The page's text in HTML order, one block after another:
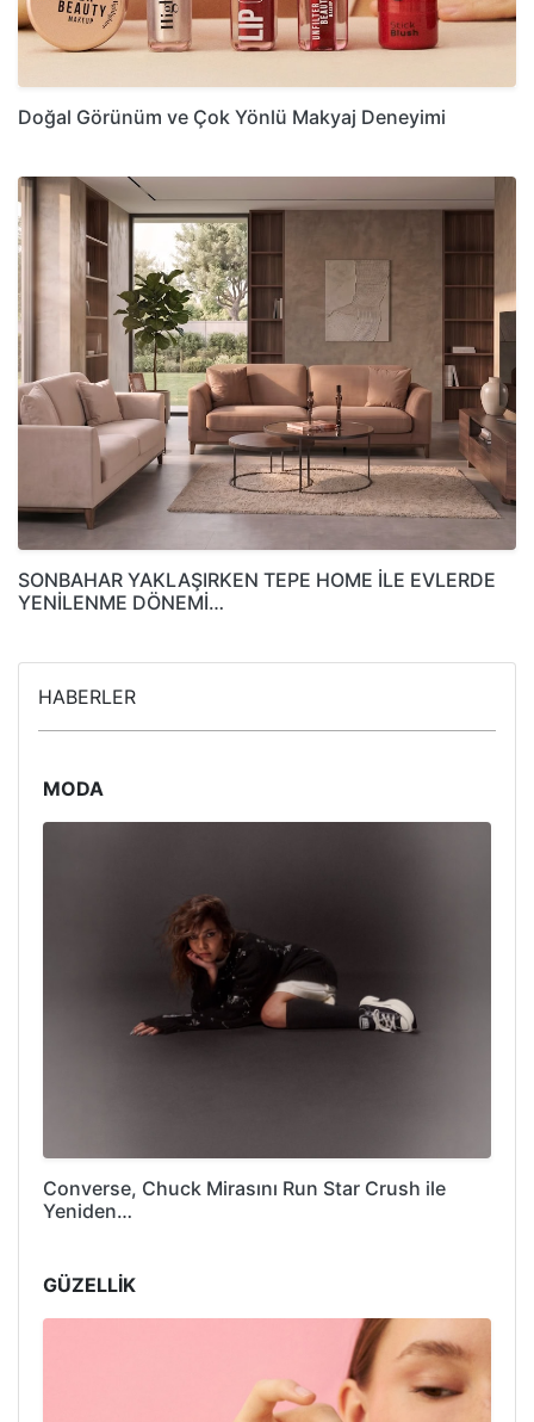
Doğal Görünüm ve Çok Yönlü Makyaj Deneyimi
SONBAHAR YAKLAŞIRKEN TEPE HOME İLE EVLERDE
YENİLENME DÖNEMİ…
HABERLER
MODA
Converse, Chuck Mirasını Run Star Crush ile
Yeniden…
GÜZELLİK